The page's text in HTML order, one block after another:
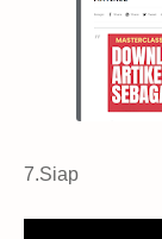
7.Siap